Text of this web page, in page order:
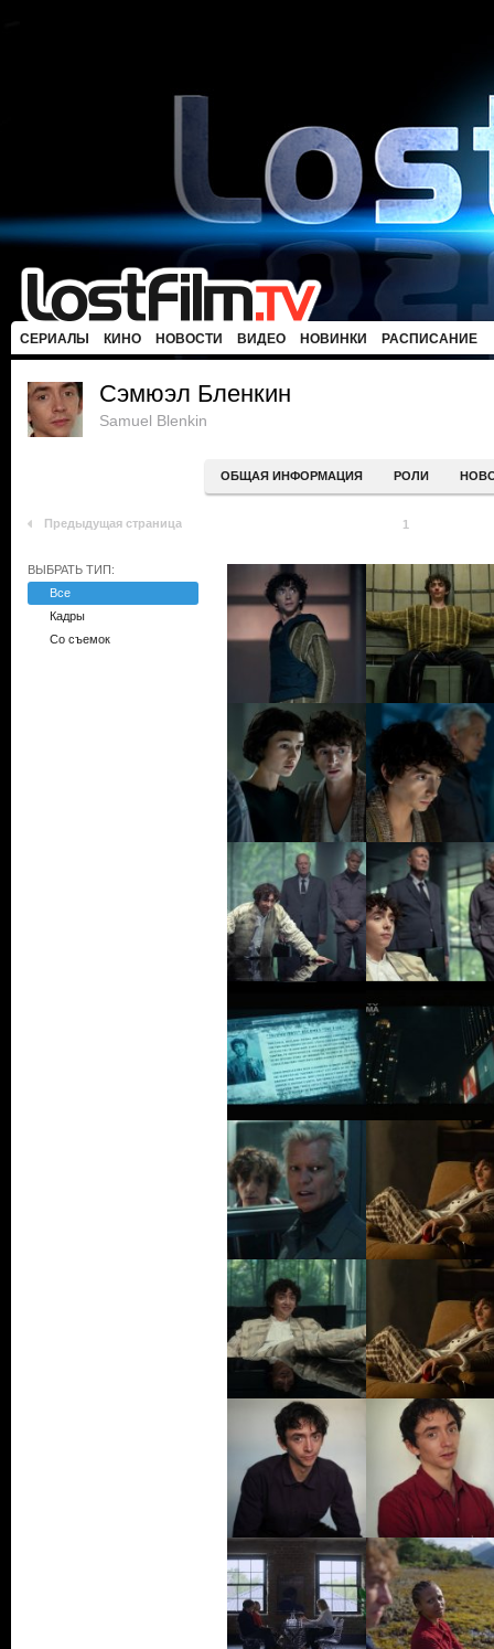
СЕРИАЛЫ КИНО НОВОСТИ ВИДЕО НОВИНКИ РАСПИСАНИЕ
Сэмюэл Бленкин
Samuel Blenkin
ОБЩАЯ ИНФОРМАЦИЯ РОЛИ
Предыдущая страница 1
ВЫБРАТЬ ТИП:
Все
Кадры
Со съемок